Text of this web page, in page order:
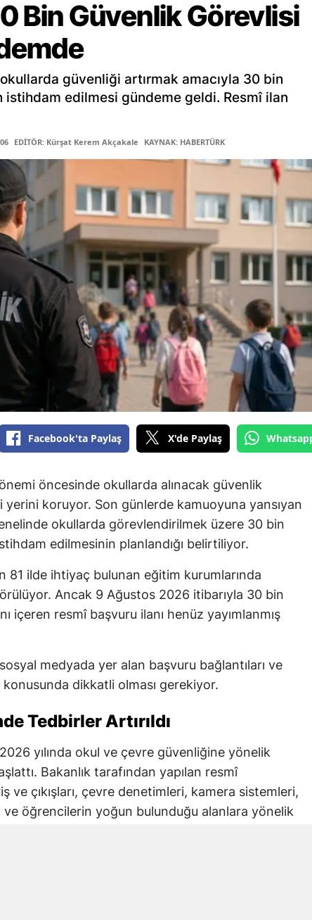
Bin Güvenlik Görevlisi
güvenliği artırmak amacıyla 30 bin
edilmesi gündeme geldi. Resmî ilan
EDİTÖR: Kürşat Kerem Akçakale KAYNAK: HABERTÜRK
Facebook'ta Paylaş X'de Paylaş
öncesinde okullarda alınacak güvenlik
koruyor. Son günlerde kamuoyuna yansıyan
okullarda görevlendirilmek üzere 30 bin
edilmesinin planlandığı belirtiliyor.
81 ilde ihtiyaç bulunan eğitim kurumlarında
Ancak 9 Ağustos 2026 itibarıyla 30 bin
içeren resmî başvuru ilanı henüz yayımlanmış
medyada yer alan başvuru bağlantıları ve
dikkatli olması gerekiyor.
Tedbirler Artırıldı
yılında okul ve çevre güvenliğine yönelik
Bakanlık tarafından yapılan resmî
ve çıkışları, çevre denetimleri, kamera sistemleri,
ve öğrencilerin yoğun bulunduğu alanlara yönelik